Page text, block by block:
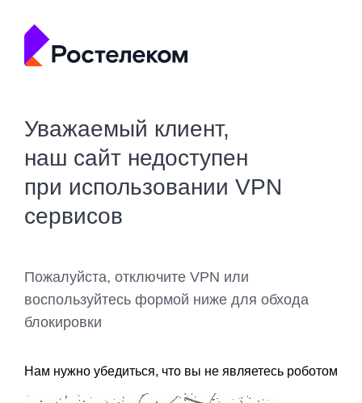
Уважаемый клиент,
наш сайт недоступен
при использовании VPN
сервисов
Пожалуйста, отключите VPN или
воспользуйтесь формой ниже для обхода
блокировки
Нам нужно убедиться, что вы не являетесь роботом